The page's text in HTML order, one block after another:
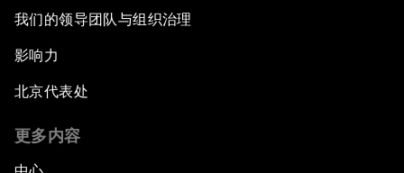
我们的领导团队与组织治理
影响力
北京代表处
更多内容